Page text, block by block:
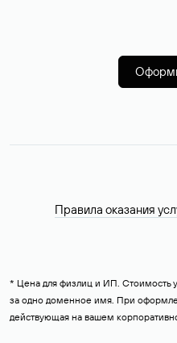
Правила оказания
* Цена для физлиц и ИП. Стоимость
за одно доменное имя. При
действующая на вашем